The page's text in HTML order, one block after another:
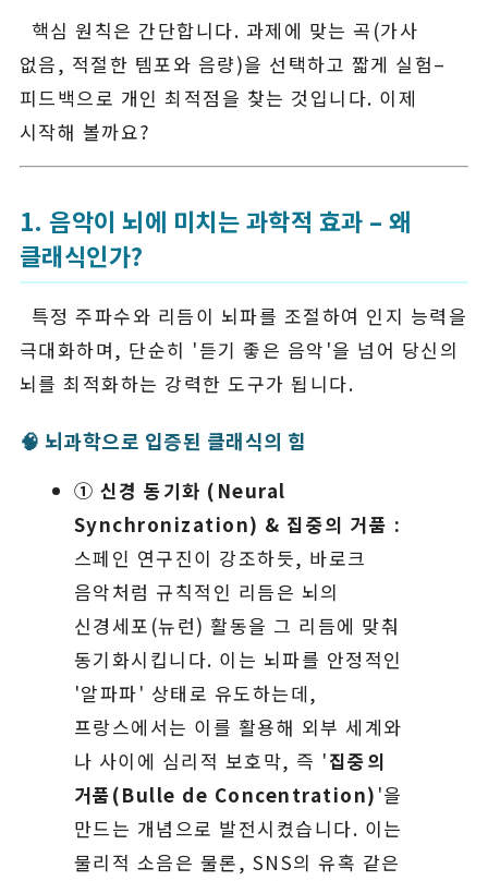
핵심 원칙은 간단합니다. 과제에 맞는 곡(가사
없음, 적절한 템포와 음량)을 선택하고 짧게 실험–
피드백으로 개인 최적점을 찾는 것입니다. 이제
시작해 볼까요?
1. 음악이 뇌에 미치는 과학적 효과 – 왜
클래식인가?
특정 주파수와 리듬이 뇌파를 조절하여 인지 능력을
극대화하며, 단순히 '듣기 좋은 음악'을 넘어 당신의
뇌를 최적화하는 강력한 도구가 됩니다.
🧠 뇌과학으로 입증된 클래식의 힘
① 신경 동기화 (Neural
Synchronization) & 집중의 거품 :
스페인 연구진이 강조하듯, 바로크
음악처럼 규칙적인 리듬은 뇌의
신경세포(뉴런) 활동을 그 리듬에 맞춰
동기화시킵니다. 이는 뇌파를 안정적인
'알파파' 상태로 유도하는데,
프랑스에서는 이를 활용해 외부 세계와
나 사이에 심리적 보호막, 즉 '집중의
거품(Bulle de Concentration) '을
만드는 개념으로 발전시켰습니다. 이는
물리적 소음은 물론, SNS의 유혹 같은